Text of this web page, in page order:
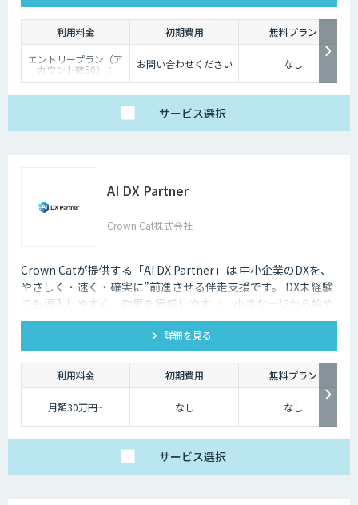
利用料金 初期費用
無料プラン
エントリープラン（ア
カウント数50）：
89,800円/月
エンタープライズプラ
ン（アカウント数
機能に違いあり。
お問い合わせください なし
サービス選択
AI DX Partner
Crown Cat株式会社
Crown Catが提供する「AI DX Partner」は 中小企業のDXを、
やさしく・速く・確実に”前進させる伴走支援です。 DX未経験
でも導入しやすく、効果を実感しやすい、小さな一歩から始め
るDX支援サービスです。 AI DX Partnerは、大手企業のDX支援
で培ったノウハウをベースに、 地方・中小企業のための“現実
的なDX”を設計・実装・運用まで一貫して支援いたします。 私
たちは、コンサル×開発×AIの力で、現場に寄り添った 『ちょ
うどいいDX』を実現します。
詳細を見る
利用料金 初期費用 無料プラン
月額30万円~ なし なし
サービス選択